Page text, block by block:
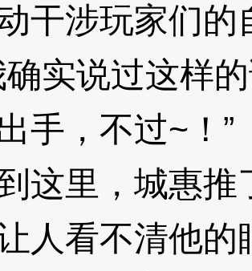
干涉玩家们的
说过这样的
手，不过~！”
里，城惠推
人看不清他